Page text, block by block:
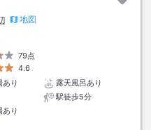
地図
79点
4.6
あり
露天風呂あり
駅徒歩5分
あり